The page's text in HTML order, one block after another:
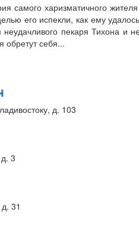
самого харизматичного
его испекли, как ему
неудачливого пекаря Тихона
обретут себя...
д. 103
3
31